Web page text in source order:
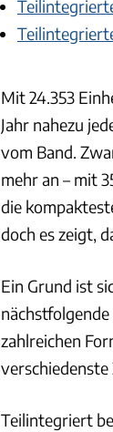
Mit 24.353
Jahr nahezu
vom Band.
mehr an – mit
die
doch es zeigt,
Ein Grund ist
zahlreichen
Teilintegriert